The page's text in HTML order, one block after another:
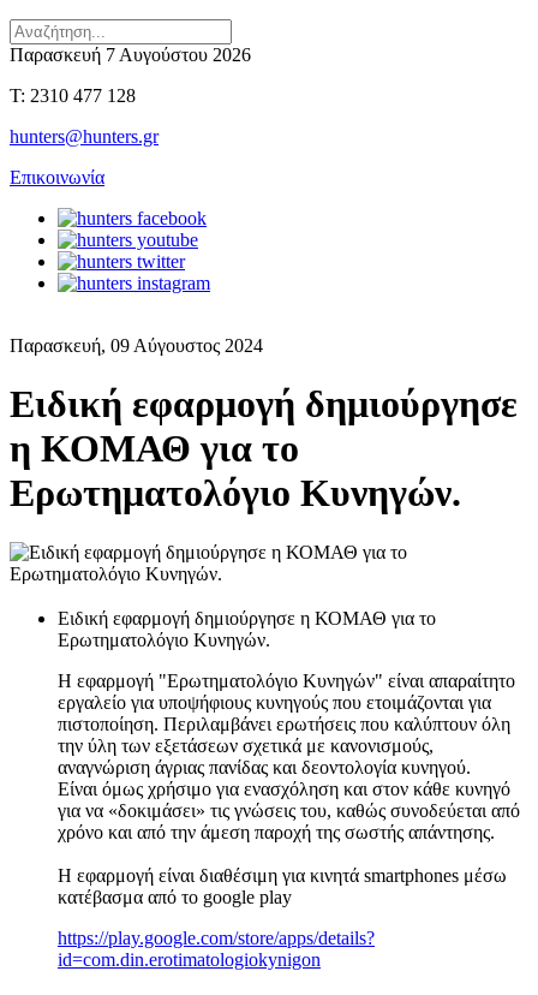
Παρασκευή 7 Αυγούστου 2026
T: 2310 477 128
hunters@hunters.gr
Επικοινωνία
Παρασκευή, 09 Αύγουστος 2024
Ειδική εφαρμογή δημιούργησε
η ΚΟΜΑΘ για το
Ερωτηματολόγιο Κυνηγών.
Ειδική εφαρμογή δημιούργησε η ΚΟΜΑΘ για το
Ερωτηματολόγιο Κυνηγών.
Η εφαρμογή "Ερωτηματολόγιο Κυνηγών" είναι απαραίτητο
εργαλείο για υποψήφιους κυνηγούς που ετοιμάζονται για
πιστοποίηση. Περιλαμβάνει ερωτήσεις που καλύπτουν όλη
την ύλη των εξετάσεων σχετικά με κανονισμούς,
αναγνώριση άγριας πανίδας και δεοντολογία κυνηγού.
Είναι όμως χρήσιμο για ενασχόληση και στον κάθε κυνηγό
για να «δοκιμάσει» τις γνώσεις του, καθώς συνοδεύεται από
χρόνο και από την άμεση παροχή της σωστής απάντησης.
Η εφαρμογή είναι διαθέσιμη για κινητά smartphones μέσω
κατέβασμα από το google play
https://play.google.com/store/apps/details?
id=com.din.erotimatologiokynigon